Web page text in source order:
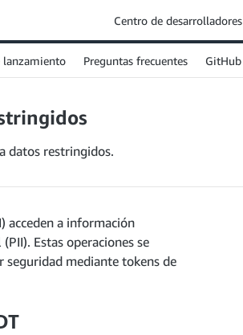
Centro de desarrolladores
lanzamiento Preguntas frecuentes GitHub
datos restringidos.
acceden a información
Estas operaciones se
seguridad mediante tokens de